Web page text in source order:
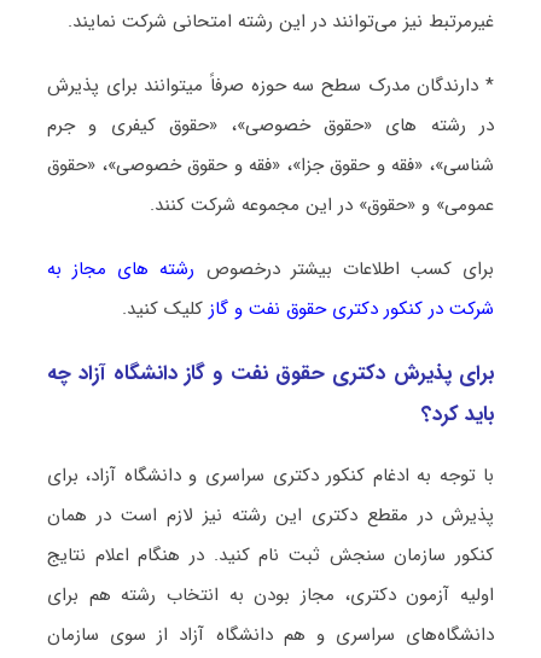
غیرمرتبط نیز می‌توانند در این رشته امتحانی شرکت نمایند.
* دارندگان مدرک سطح سه حوزه صرفاً میتوانند برای پذیرش
در رشته های «حقوق خصوصی»، «حقوق کیفری و جرم
شناسی»، «فقه و حقوق جزا»، «فقه و حقوق خصوصی»، «حقوق
عمومی» و «حقوق» در این مجموعه شرکت کنند.
برای کسب اطلاعات بیشتر درخصوص رشته های مجاز به
شرکت در کنکور دکتری ﺣﻘﻮق ﻧﻔﺖ و ﮔﺎز کلیک کنید.
برای پذیرش دکتری ﺣﻘﻮق ﻧﻔﺖ و ﮔﺎز دانشگاه آزاد چه
باید کرد؟
با توجه به ادغام کنکور دکتری سراسری و دانشگاه آزاد، برای
پذیرش در مقطع دکتری این رشته نیز لازم است در همان
کنکور سازمان سنجش ثبت نام کنید. در هنگام اعلام نتایج
اولیه آزمون دکتری، مجاز بودن به انتخاب رشته هم برای
دانشگاه‌های سراسری و هم دانشگاه آزاد از سوی سازمان